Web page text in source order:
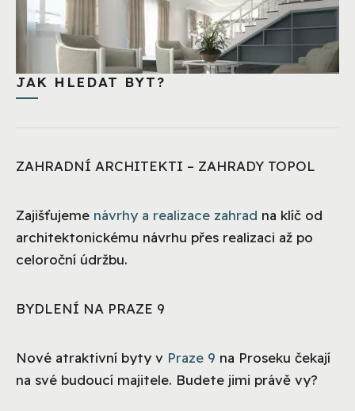
JAK HLEDAT BYT?
ZAHRADNÍ ARCHITEKTI – ZAHRADY TOPOL
Zajišťujeme návrhy a realizace zahrad na klíč od
architektonickému návrhu přes realizaci až po
celoroční údržbu.
BYDLENÍ NA PRAZE 9
Nové atraktivní byty v Praze 9 na Proseku čekají
na své budoucí majitele. Budete jimi právě vy?